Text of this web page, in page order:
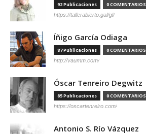
92 Publicaciones 0 COMENTARIOS
https://tallerabierto.gal/gl/
Íñigo García Odiaga
87 Publicaciones 0 COMENTARIOS
http://vaumm.com/
Óscar Tenreiro Degwitz
85 Publicaciones 0 COMENTARIOS
https://oscartenreiro.com/
Antonio S. Río Vázquez